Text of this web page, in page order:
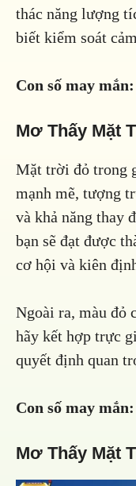
thác năng lượng
biết kiểm soát
Con số may mắn:
Mơ Thấy Mặt
Mặt trời đỏ trong
mạnh mẽ, tượng
và khả năng thay
bạn sẽ đạt được
cơ hội và kiên
Ngoài ra, màu đỏ
hãy kết hợp trực
quyết định quan
Con số may mắn:
Mơ Thấy Mặt